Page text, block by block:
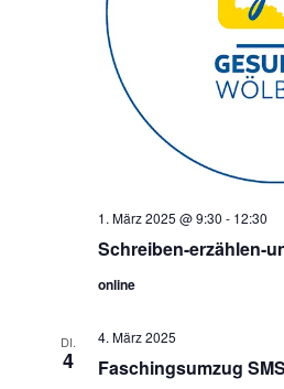
Schreiben-erzählen-
1. März 2025 @ 9:30 - 12:30
online
DI.
4 Faschingsumzug
4. März 2025